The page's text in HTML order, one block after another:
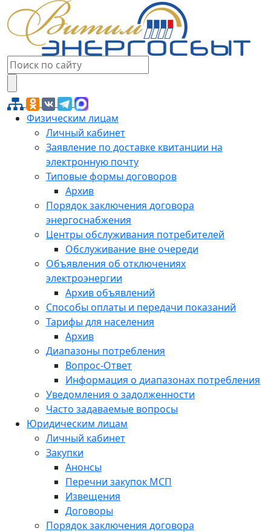
Физическим лицам
Личный кабинет
Заявление по доставке квитанции на
электронную почту
Типовые формы договоров
Архив
Порядок заключения договора
энергоснабжения
Центры обслуживания потребителей
Обслуживание вне очереди
Объявления об отключениях
электроэнергии
Архив объявлений
Способы оплаты и передачи показаний
Тарифы для населения
Архив
Диапазоны потребления
Вопрос-Ответ
Информация о диапазонах потребления
Уведомления о задолженности
Часто задаваемые вопросы
Юридическим лицам
Личный кабинет
Закупки
Анонсы
Перечни закупок МСП
Извещения
Договоры
Порядок заключения договора